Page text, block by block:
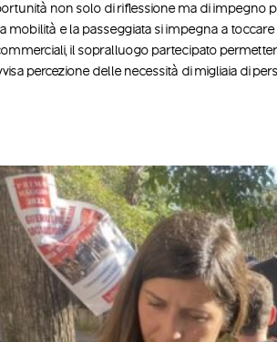
non solo di riflessione ma di impegno
mobilità e la passeggiata si impegna a
il sopralluogo partecipato
percezione delle necessità di migliaia di